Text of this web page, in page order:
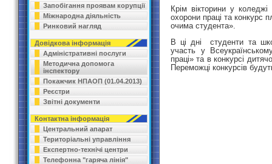
Запобігання проявам корупції
Міжнародна діяльність
Ринковий нагляд
Довідкова інформація
Адміністративні послуги
Методична допомога
інспектору
Покажчик НПАОП (01.04.2013)
Реєстри
Звітні документи
Контактна інформація
Центральний апарат
Територіальні управління
Експертно-технічі центри
Телефонна "гаряча лінія"
Крім вікторини у
охорони праці та конкурс
очима студента».
В ці дні студенти та
участь у
праці» та в конкурсі
Переможці конкурсів